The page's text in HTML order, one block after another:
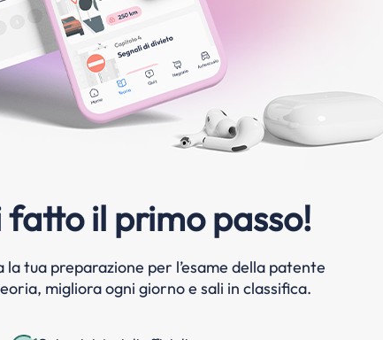
fatto il primo passo!
la tua preparazione per l’esame della patente
migliora ogni giorno e sali in classifica.